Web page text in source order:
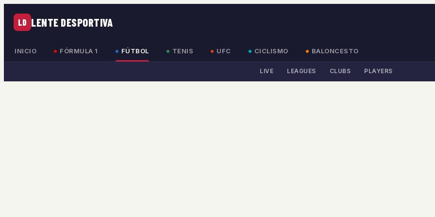
LD LENTE DESPORTIVA
INICIO FÓRMULA 1 FÚTBOL TENIS UFC CICLISMO BALONCESTO
LIVE LEAGUES CLUBS PLAYERS